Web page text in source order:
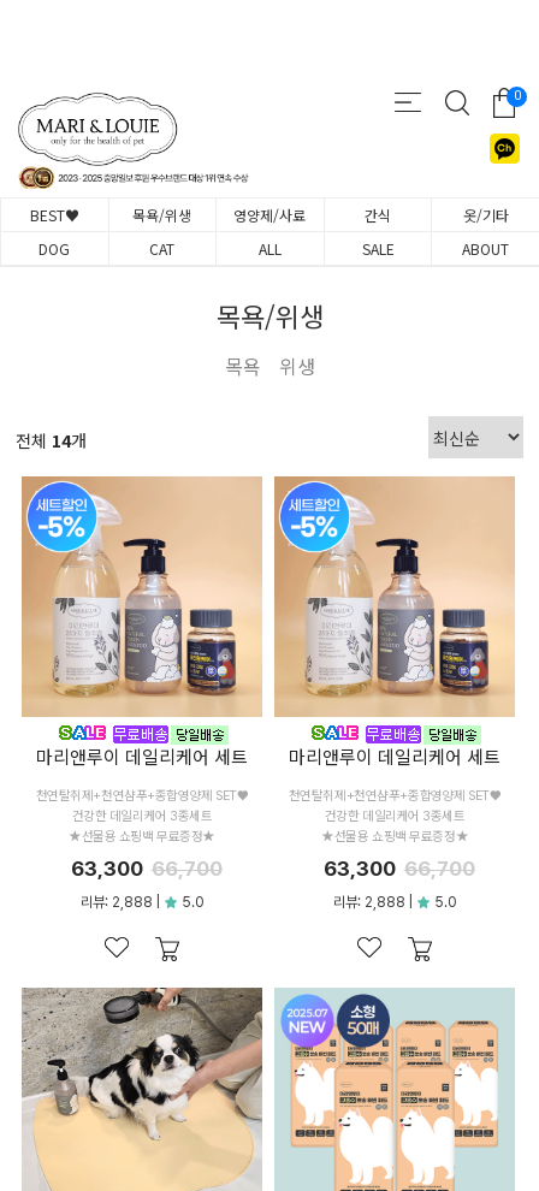
0
BEST♥ 목욕/위생 영양제/사료 간식
옷/기타
DOG
CAT ALL SALE ABOUT
목욕/위생
목욕 위생
전체 14개
마리앤루이 데일리케어 세트
천연탈취제+천연샴푸+종합영양제 SET♥
건강한 데일리케어 3종세트
★선물용 쇼핑백 무료증정★
63,300 66,700
리뷰: 2,888 | 5.0
마리앤루이 데일리케어 세트
천연탈취제+천연샴푸+종합영양제 SET♥
건강한 데일리케어 3종세트
★선물용 쇼핑백 무료증정★
63,300 66,700
리뷰: 2,888 | 5.0